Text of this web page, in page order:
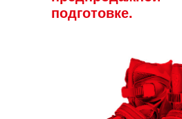
подготовке.